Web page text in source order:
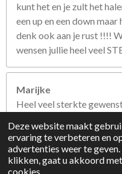
Deze website maakt
ervaring te verbeteren en
advertenties weer te geven.
klikken, gaat u akkoord
cookies.
kunt het en je zult het
een up en een down
denk ook aan je rust !!!!
wensen jullie heel veel
Marijke
Heel veel sterkte
Het zal een hele wissel
dit de komende tijd